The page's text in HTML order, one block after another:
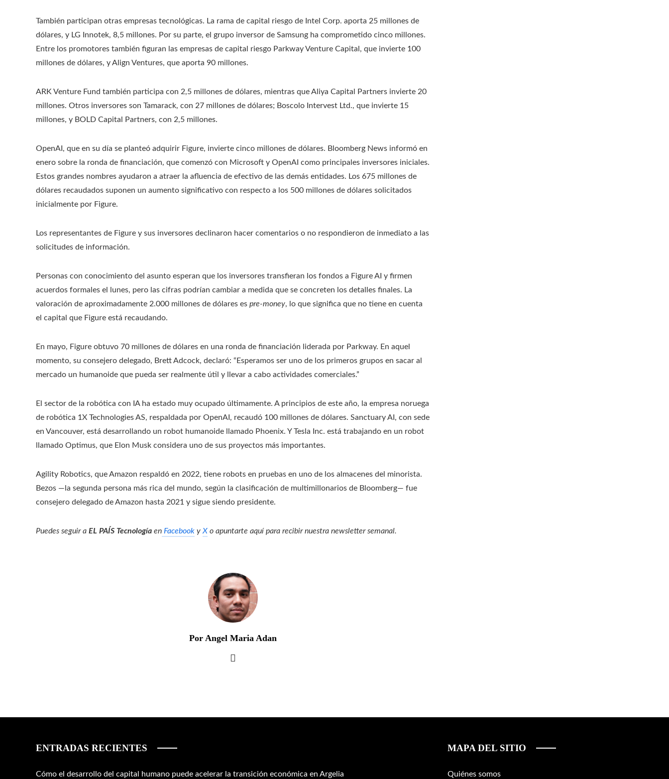
También participan otras empresas tecnológicas. La rama de capital riesgo de Intel Corp. aporta 25 millones de
dólares, y LG Innotek, 8,5 millones. Por su parte, el grupo inversor de Samsung ha comprometido cinco millones.
Entre los promotores también figuran las empresas de capital riesgo Parkway Venture Capital, que invierte 100
millones de dólares, y Align Ventures, que aporta 90 millones.
ARK Venture Fund también participa con 2,5 millones de dólares, mientras que Aliya Capital Partners invierte 20
millones. Otros inversores son Tamarack, con 27 millones de dólares; Boscolo Intervest Ltd., que invierte 15
millones, y BOLD Capital Partners, con 2,5 millones.
OpenAI, que en su día se planteó adquirir Figure, invierte cinco millones de dólares. Bloomberg News informó en
enero sobre la ronda de financiación, que comenzó con Microsoft y OpenAI como principales inversores iniciales.
Estos grandes nombres ayudaron a atraer la afluencia de efectivo de las demás entidades. Los 675 millones de
dólares recaudados suponen un aumento significativo con respecto a los 500 millones de dólares solicitados
inicialmente por Figure.
Los representantes de Figure y sus inversores declinaron hacer comentarios o no respondieron de inmediato a las
solicitudes de información.
Personas con conocimiento del asunto esperan que los inversores transfieran los fondos a Figure AI y firmen
acuerdos formales el lunes, pero las cifras podrían cambiar a medida que se concreten los detalles finales. La
valoración de aproximadamente 2.000 millones de dólares es pre-money, lo que significa que no tiene en cuenta
el capital que Figure está recaudando.
En mayo, Figure obtuvo 70 millones de dólares en una ronda de financiación liderada por Parkway. En aquel
momento, su consejero delegado, Brett Adcock, declaró: “Esperamos ser uno de los primeros grupos en sacar al
mercado un humanoide que pueda ser realmente útil y llevar a cabo actividades comerciales.”
El sector de la robótica con IA ha estado muy ocupado últimamente. A principios de este año, la empresa noruega
de robótica 1X Technologies AS, respaldada por OpenAI, recaudó 100 millones de dólares. Sanctuary AI, con sede
en Vancouver, está desarrollando un robot humanoide llamado Phoenix. Y Tesla Inc. está trabajando en un robot
llamado Optimus, que Elon Musk considera uno de sus proyectos más importantes.
Agility Robotics, que Amazon respaldó en 2022, tiene robots en pruebas en uno de los almacenes del minorista.
Bezos —la segunda persona más rica del mundo, según la clasificación de multimillonarios de Bloomberg— fue
consejero delegado de Amazon hasta 2021 y sigue siendo presidente.
Puedes seguir a EL PAÍS Tecnología en Facebook y X o apuntarte aquí para recibir nuestra newsletter semanal.
Por Angel Maria Adan
ENTRADAS RECIENTES
Cómo el desarrollo del capital humano puede acelerar la transición económica en Argelia
MAPA DEL SITIO
Quiénes somos